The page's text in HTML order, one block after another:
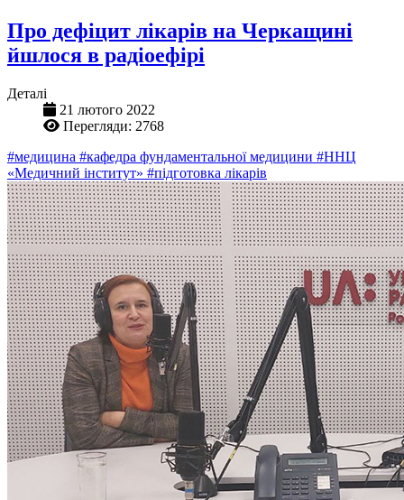
Про дефіцит лікарів на Черкащині
йшлося в радіоефірі
Деталі
21 лютого 2022
Перегляди: 2768
#медицина #кафедра фундаментальної медицини #ННЦ
«Медичний інститут» #підготовка лікарів